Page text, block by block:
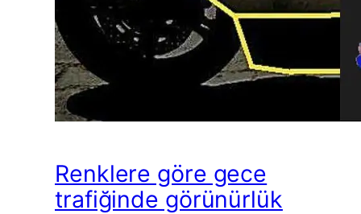
Renklere göre gece
trafiğinde görünürlük